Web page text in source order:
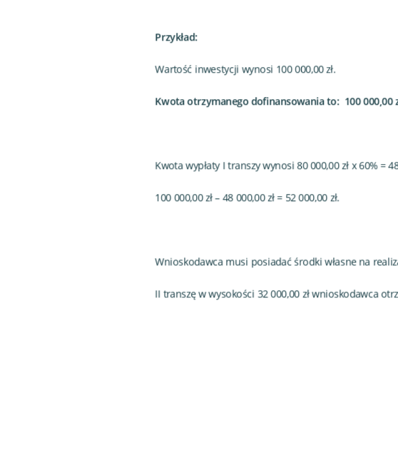
Przykład:
Wartość inwestycji wynosi 100 000,00 zł.
Kwota otrzymanego dofinansowania to: 100 000,00
Kwota wypłaty I transzy wynosi 80 000,00 zł x 60% =
100 000,00 zł – 48 000,00 zł = 52 000,00 zł.
Wnioskodawca musi posiadać środki własne na
II transzę w wysokości 32 000,00 zł wnioskodawca